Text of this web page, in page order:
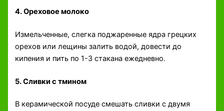
4. Ореховое молоко
Измельченные, слегка поджаренные ядра грецких
орехов или лещины залить водой, довести до
кипения и пить по 1-3 стакана ежедневно.
5. Сливки с тмином
В керамической посуде смешать сливки с двумя